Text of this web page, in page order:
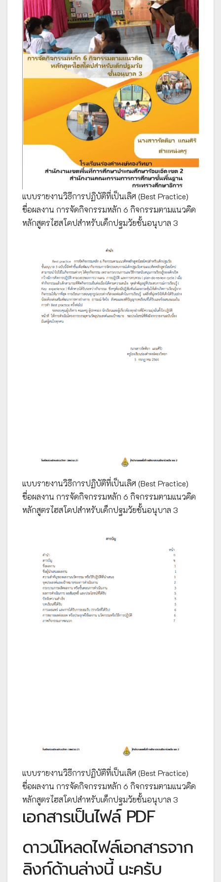
แบบรายงานวิธีการปฏิบัติที่เป็นเลิศ (Best Practice)
ชื่อผลงาน การจัดกิจกรรมหลัก 6 กิจกรรมตามแนวคิด
หลักสูตรไฮสโคปสำหรับเด็กปฐมวัยชั้นอนุบาล 3
แบบรายงานวิธีการปฏิบัติที่เป็นเลิศ (Best Practice)
ชื่อผลงาน การจัดกิจกรรมหลัก 6 กิจกรรมตามแนวคิด
หลักสูตรไฮสโคปสำหรับเด็กปฐมวัยชั้นอนุบาล 3
แบบรายงานวิธีการปฏิบัติที่เป็นเลิศ (Best Practice)
ชื่อผลงาน การจัดกิจกรรมหลัก 6 กิจกรรมตามแนวคิด
หลักสูตรไฮสโคปสำหรับเด็กปฐมวัยชั้นอนุบาล 3
เอกสารเป็นไฟล์ PDF
ดาวน์โหลดไฟล์เอกสารจาก
ลิงก์ด้านล่างนี้ นะครับ